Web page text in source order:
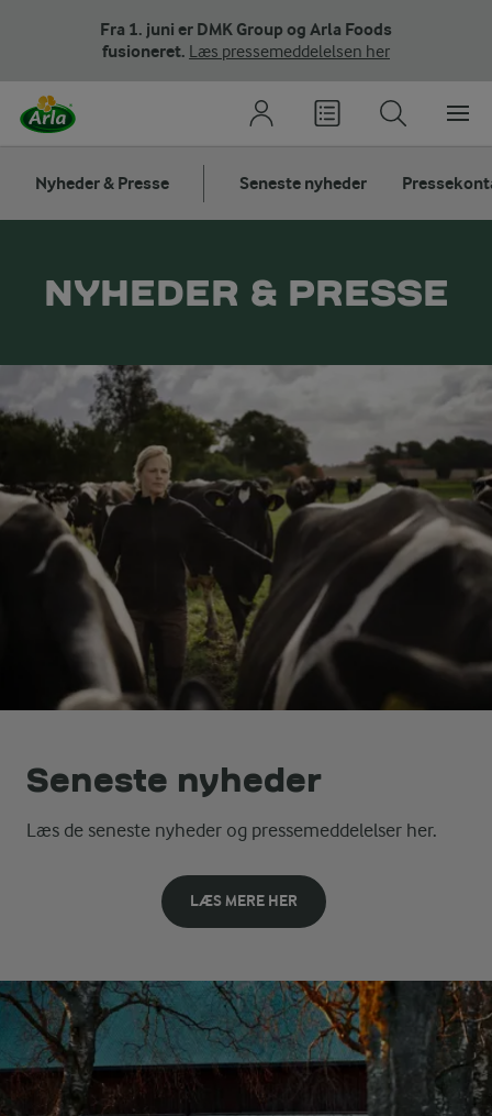
Fra 1. juni er DMK Group og Arla Foods
fusioneret. Læs pressemeddelelsen her
Nyheder & Presse Seneste nyheder
NYHEDER & PRESSE
Seneste nyheder
Læs de seneste nyheder og pressemeddelelser her.
LÆS MERE HER